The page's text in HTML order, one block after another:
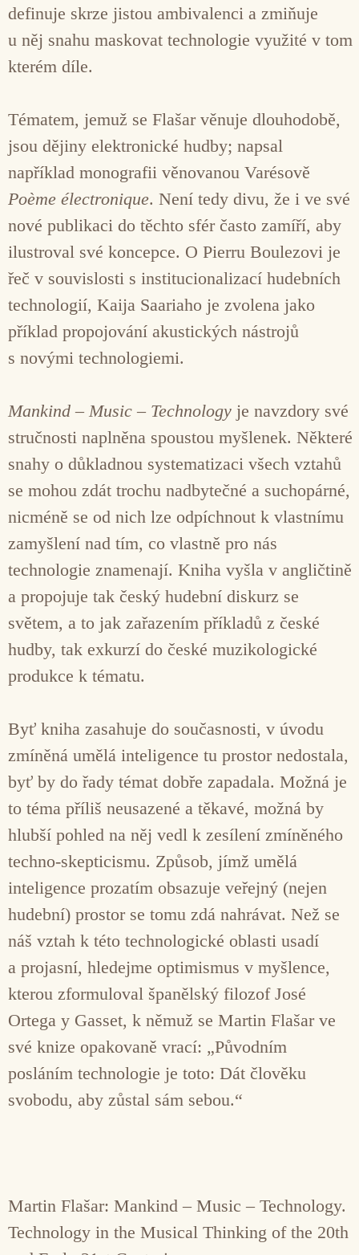
definuje skrze jistou ambivalenci a zmiňuje
u něj snahu maskovat technologie využité v tom
kterém díle.
Tématem, jemuž se Flašar věnuje dlouhodobě,
jsou dějiny elektronické hudby; napsal
například monografii věnovanou Varésově
Poème électronique. Není tedy divu, že i ve své
nové publikaci do těchto sfér často zamíří, aby
ilustroval své koncepce. O Pierru Boulezovi je
řeč v souvislosti s institucionalizací hudebních
technologií, Kaija Saariaho je zvolena jako
příklad propojování akustických nástrojů
s novými technologiemi.
Mankind – Music – Technology je navzdory své
stručnosti naplněna spoustou myšlenek. Některé
snahy o důkladnou systematizaci všech vztahů
se mohou zdát trochu nadbytečné a suchopárné,
nicméně se od nich lze odpíchnout k vlastnímu
zamyšlení nad tím, co vlastně pro nás
technologie znamenají. Kniha vyšla v angličtině
a propojuje tak český hudební diskurz se
světem, a to jak zařazením příkladů z české
hudby, tak exkurzí do české muzikologické
produkce k tématu.
Byť kniha zasahuje do současnosti, v úvodu
zmíněná umělá inteligence tu prostor nedostala,
byť by do řady témat dobře zapadala. Možná je
to téma příliš neusazené a těkavé, možná by
hlubší pohled na něj vedl k zesílení zmíněného
techno-skepticismu. Způsob, jímž umělá
inteligence prozatím obsazuje veřejný (nejen
hudební) prostor se tomu zdá nahrávat. Než se
náš vztah k této technologické oblasti usadí
a projasní, hledejme optimismus v myšlence,
kterou zformuloval španělský filozof José
Ortega y Gasset, k němuž se Martin Flašar ve
své knize opakovaně vrací: „Původním
posláním technologie je toto: Dát člověku
svobodu, aby zůstal sám sebou.“
Martin Flašar: Mankind – Music – Technology.
Technology in the Musical Thinking of the 20th